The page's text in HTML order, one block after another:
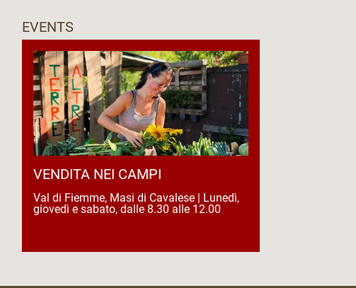
EVENTS
VENDITA NEI CAMPI
Val di Fiemme, Masi di Cavalese | Lunedì,
giovedì e sabato, dalle 8.30 alle 12.00